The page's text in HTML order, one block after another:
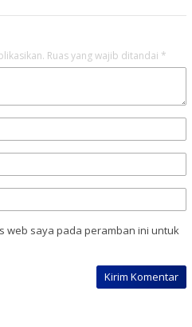
Ruas yang wajib ditandai *
web saya pada peramban ini untuk